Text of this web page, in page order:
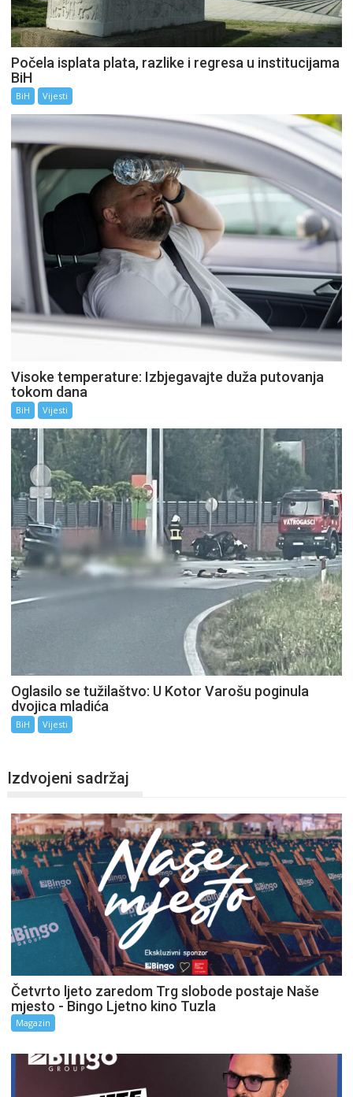
Počela isplata plata, razlike i regresa u institucijama
BiH
BiH Vijesti
Visoke temperature: Izbjegavajte duža putovanja
tokom dana
BiH Vijesti
Oglasilo se tužilaštvo: U Kotor Varošu poginula
dvojica mladića
BiH Vijesti
Izdvojeni sadržaj
Četvrto ljeto zaredom Trg slobode postaje Naše
mjesto - Bingo Ljetno kino Tuzla
Magazin